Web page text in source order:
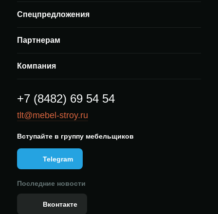
Спецпредложения
Партнерам
Компания
+7 (8482) 69 54 54
tlt@mebel-stroy.ru
Вступайте в группу мебельщиков
Telegram
Последние новости
Вконтакте